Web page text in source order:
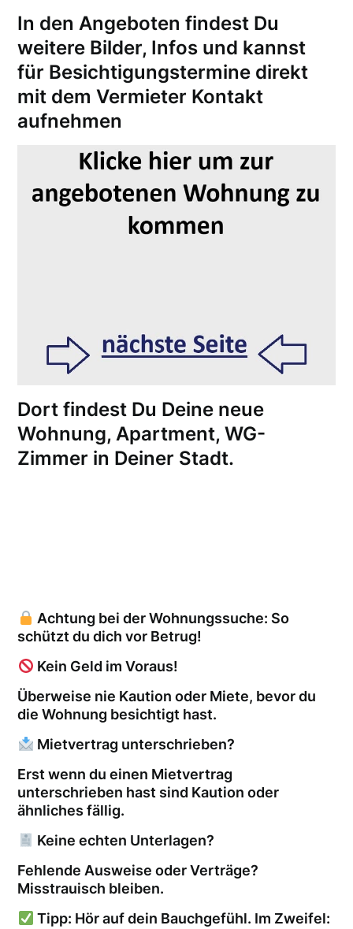
In den Angeboten findest Du
weitere Bilder, Infos und kannst
für Besichtigungstermine direkt
mit dem Vermieter Kontakt
aufnehmen
Dort findest Du Deine neue
Wohnung, Apartment, WG-
Zimmer in Deiner Stadt.
Achtung bei der Wohnungssuche: So
schützt du dich vor Betrug!
Kein Geld im Voraus!
Überweise nie Kaution oder Miete, bevor du
die Wohnung besichtigt hast.
Mietvertrag unterschrieben?
Erst wenn du einen Mietvertrag
unterschrieben hast sind Kaution oder
ähnliches fällig.
Keine echten Unterlagen?
Fehlende Ausweise oder Verträge?
Misstrauisch bleiben.
Tipp: Hör auf dein Bauchgefühl. Im Zweifel: